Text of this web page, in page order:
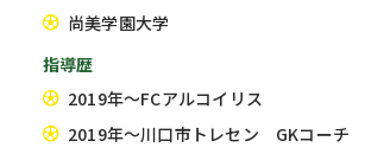
尚美学園大学
指導歴
2019年～FCアルコイリス
2019年～川口市トレセン GKコーチ